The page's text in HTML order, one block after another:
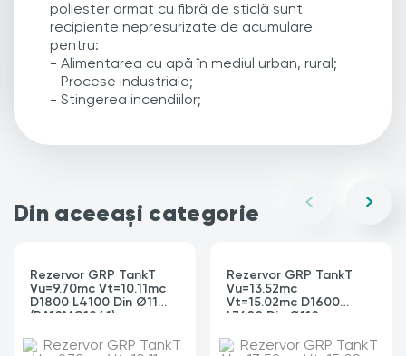
poliester armat cu fibră de sticlă sunt
recipiente nepresurizate de acumulare
pentru:
- Alimentarea cu apă în mediul urban, rural;
- Procese industriale;
- Stingerea incendiilor;
Din aceeași categorie
Rezervor GRP TankT
Vu=9.70mc Vt=10.11mc
D1800 L4100 Din Ø110
(RA10MC1841)
Rezervor GRP TankT
Vu=13.52mc
Vt=15.02mc D1600
L7600 Din Ø110